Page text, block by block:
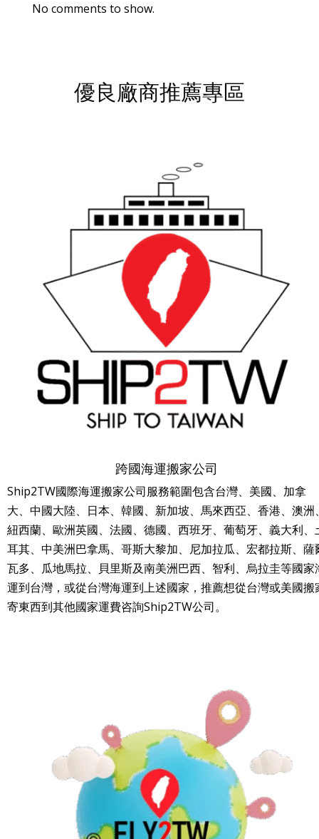
No comments to show.
優良廠商推薦專區
跨國海運搬家公司
Ship2TW國際海運搬家公司服務範圍包含台灣、美國、加拿
大、中國大陸、日本、韓國、新加坡、馬來西亞、香港、澳洲
紐西蘭、歐洲英國、法國、德國、西班牙、葡萄牙、義大利、
耳其、中美洲巴拿馬、哥斯大黎加、尼加拉瓜、宏都拉斯、薩
瓦多、瓜地馬拉、貝里斯及南美洲巴西、智利、烏拉圭等國家
運到台灣，或從台灣海運到上述國家，推薦想從台灣或美國搬
寄東西到其他國家運費咨詢Ship2TW公司。